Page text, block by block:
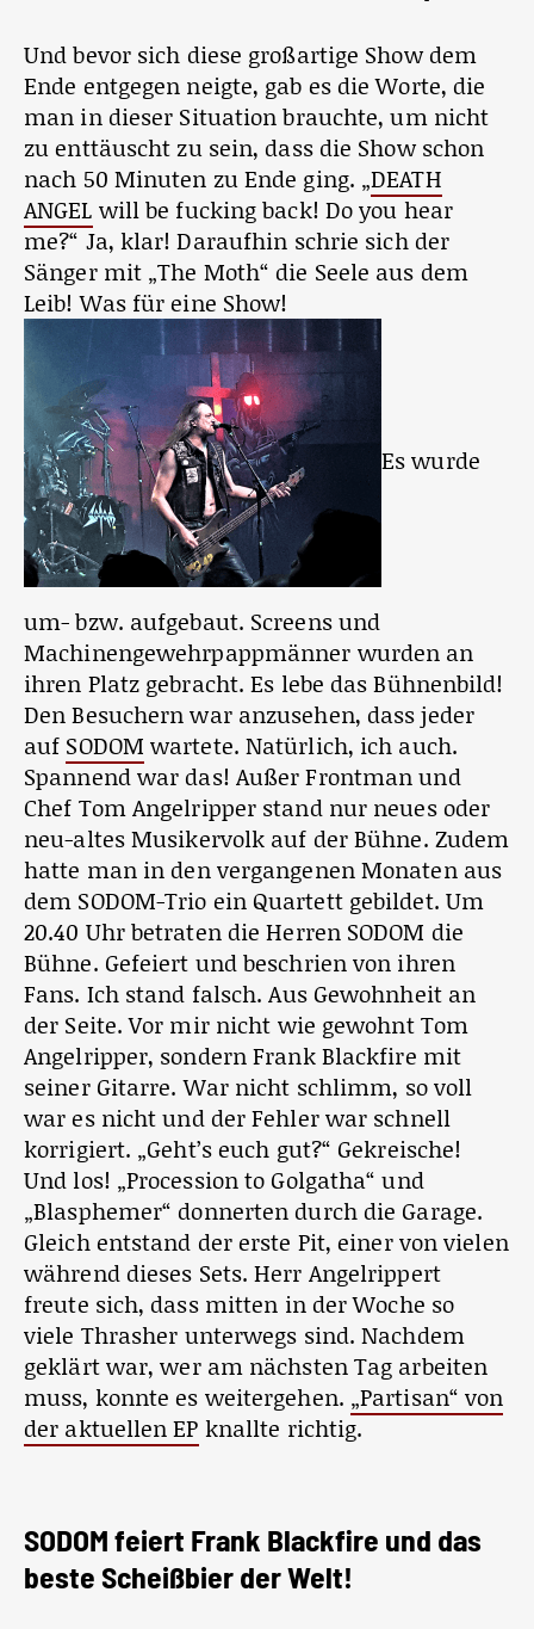
Und bevor sich diese großartige Show dem
Ende entgegen neigte, gab es die Worte, die
man in dieser Situation brauchte, um nicht
zu enttäuscht zu sein, dass die Show schon
nach 50 Minuten zu Ende ging. „DEATH
ANGEL will be fucking back! Do you hear
me?“ Ja, klar! Daraufhin schrie sich der
Sänger mit „The Moth“ die Seele aus dem
Leib! Was für eine Show!
Es wurde
um- bzw. aufgebaut. Screens und
Machinengewehrpappmänner wurden an
ihren Platz gebracht. Es lebe das Bühnenbild!
Den Besuchern war anzusehen, dass jeder
auf SODOM wartete. Natürlich, ich auch.
Spannend war das! Außer Frontman und
Chef Tom Angelripper stand nur neues oder
neu-altes Musikervolk auf der Bühne. Zudem
hatte man in den vergangenen Monaten aus
dem SODOM-Trio ein Quartett gebildet. Um
20.40 Uhr betraten die Herren SODOM die
Bühne. Gefeiert und beschrien von ihren
Fans. Ich stand falsch. Aus Gewohnheit an
der Seite. Vor mir nicht wie gewohnt Tom
Angelripper, sondern Frank Blackfire mit
seiner Gitarre. War nicht schlimm, so voll
war es nicht und der Fehler war schnell
korrigiert. „Geht’s euch gut?“ Gekreische!
Und los! „Procession to Golgatha“ und
„Blasphemer“ donnerten durch die Garage.
Gleich entstand der erste Pit, einer von vielen
während dieses Sets. Herr Angelrippert
freute sich, dass mitten in der Woche so
viele Thrasher unterwegs sind. Nachdem
geklärt war, wer am nächsten Tag arbeiten
muss, konnte es weitergehen. „Partisan“ von
der aktuellen EP knallte richtig.
SODOM feiert Frank Blackfire und das
beste Scheißbier der Welt!